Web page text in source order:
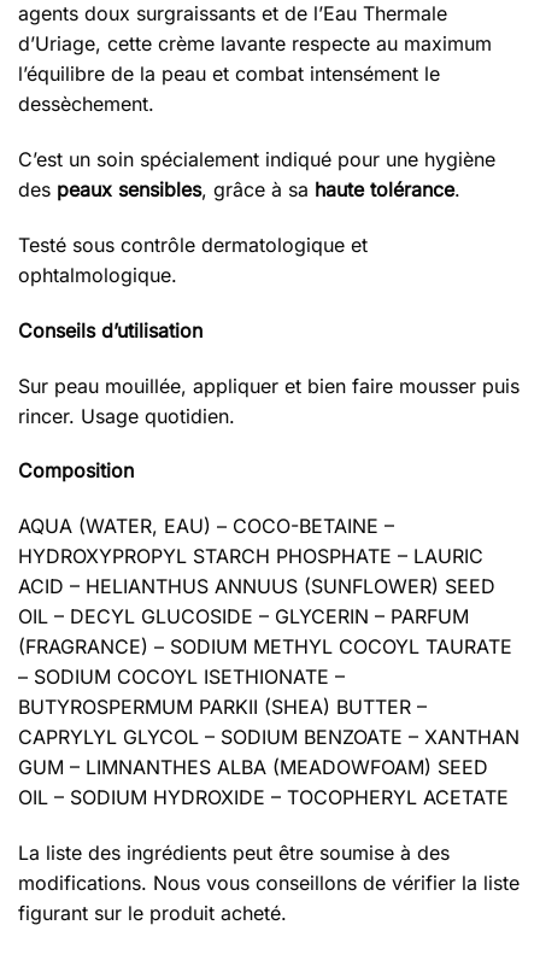
agents doux surgraissants et de l’Eau Thermale
d’Uriage, cette crème lavante respecte au maximum
l’équilibre de la peau et combat intensément le
dessèchement.
C’est un soin spécialement indiqué pour une hygiène
des peaux sensibles, grâce à sa haute tolérance.
Testé sous contrôle dermatologique et
ophtalmologique.
Conseils d’utilisation
Sur peau mouillée, appliquer et bien faire mousser puis
rincer. Usage quotidien.
Composition
AQUA (WATER, EAU) – COCO-BETAINE –
HYDROXYPROPYL STARCH PHOSPHATE – LAURIC
ACID – HELIANTHUS ANNUUS (SUNFLOWER) SEED
OIL – DECYL GLUCOSIDE – GLYCERIN – PARFUM
(FRAGRANCE) – SODIUM METHYL COCOYL TAURATE
– SODIUM COCOYL ISETHIONATE –
BUTYROSPERMUM PARKII (SHEA) BUTTER –
CAPRYLYL GLYCOL – SODIUM BENZOATE – XANTHAN
GUM – LIMNANTHES ALBA (MEADOWFOAM) SEED
OIL – SODIUM HYDROXIDE – TOCOPHERYL ACETATE
La liste des ingrédients peut être soumise à des
modifications. Nous vous conseillons de vérifier la liste
figurant sur le produit acheté.